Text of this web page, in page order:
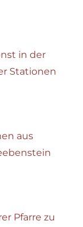
in der
Stationen
aus
Pfarre zu